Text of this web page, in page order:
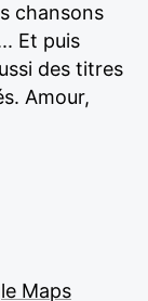
chansons
Et puis
des titres
Amour,
Maps